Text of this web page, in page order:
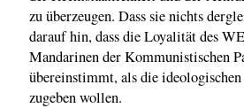
zu überzeugen. Dass sie nichts
darauf hin, dass die Loyalität des
Mandarinen der Kommunistischen
übereinstimmt, als die
zugeben wollen.